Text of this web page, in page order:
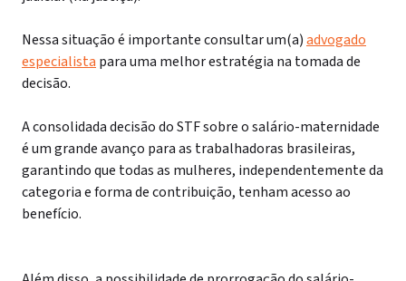
Nessa situação é importante consultar um(a)advogado
especialista para uma melhor estratégia na tomada de
decisão.
Aconsolidadadecisão do STF sobre o salário-maternidade
é um grande avanço para as trabalhadoras brasileiras,
garantindo que todas as mulheres, independentemente da
categoria e forma de contribuição, tenham acesso ao
benefício.